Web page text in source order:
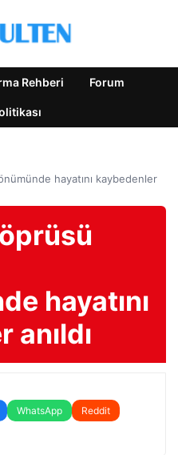
Rehberi Forum
hayatını kaybedenler
hayatını
anıldı
WhatsApp
Reddit